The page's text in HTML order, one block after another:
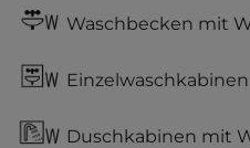
Waschbecken mit
Duschkabinen mit